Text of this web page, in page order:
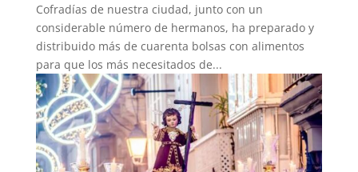
Cofradías de nuestra ciudad, junto con un
considerable número de hermanos, ha preparado y
distribuido más de cuarenta bolsas con alimentos
para que los más necesitados de...